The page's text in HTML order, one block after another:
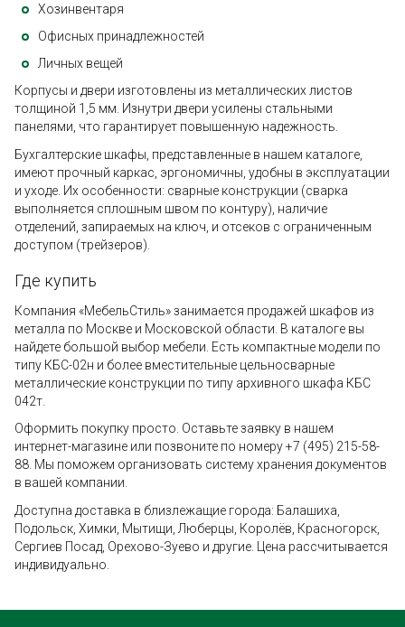
Хозинвентаря
Офисных принадлежностей
Личных вещей
Корпусы и двери изготовлены из металлических листов
толщиной 1,5 мм. Изнутри двери усилены стальными
панелями, что гарантирует повышенную надежность.
Бухгалтерские шкафы, представленные в нашем каталоге,
имеют прочный каркас, эргономичны, удобны в эксплуатации
и уходе. Их особенности: сварные конструкции (сварка
выполняется сплошным швом по контуру), наличие
отделений, запираемых на ключ, и отсеков с ограниченным
доступом (трейзеров).
Где купить
Компания «МебельСтиль» занимается продажей шкафов из
металла по Москве и Московской области. В каталоге вы
найдете большой выбор мебели. Есть компактные модели по
типу КБС-02н и более вместительные цельносварные
металлические конструкции по типу архивного шкафа КБС
042т.
Оформить покупку просто. Оставьте заявку в нашем
интернет-магазине или позвоните по номеру +7 (495) 215-58-
88. Мы поможем организовать систему хранения документов
в вашей компании.
Доступна доставка в близлежащие города: Балашиха,
Подольск, Химки, Мытищи, Люберцы, Королёв, Красногорск,
Сергиев Посад, Орехово-Зуево и другие. Цена рассчитывается
индивидуально.